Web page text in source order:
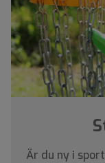
Är du ny i